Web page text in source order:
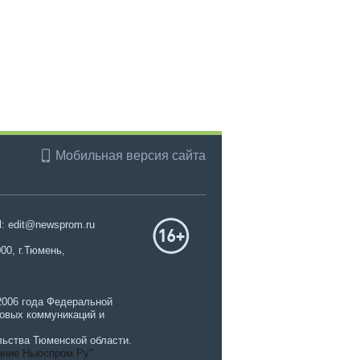
Мобильная версия сайта
edit@newsprom.ru
г.Тюмень,
года Федеральной
коммуникаций и
Тюменской области.
Ньюспром.Ру"